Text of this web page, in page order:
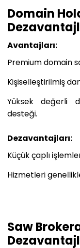
Domain
Avantajları:
Premium domain
Kişiselleştirilmiş
Yüksek değerli
desteği.
Dezavantajları:
Küçük çaplı
Hizmetleri
Saw